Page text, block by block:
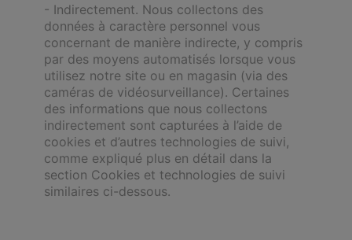
- Indirectement. Nous collectons des
données à caractère personnel vous
concernant de manière indirecte, y compris
par des moyens automatisés lorsque vous
utilisez notre site ou en magasin (via des
caméras de vidéosurveillance). Certaines
des informations que nous collectons
indirectement sont capturées à l’aide de
cookies et d’autres technologies de suivi,
comme expliqué plus en détail dans la
section Cookies et technologies de suivi
similaires ci-dessous.